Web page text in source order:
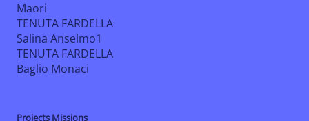
Maori
TENUTA FARDELLA
Salina Anselmo1
TENUTA FARDELLA
Baglio Monaci
Projects Missions